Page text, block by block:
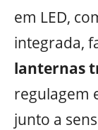
em LED,
integrada,
lanternas
regulagem
junto a